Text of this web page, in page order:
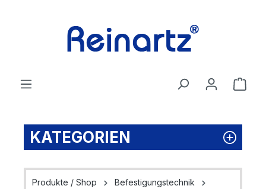
KATEGORIEN
Produkte / Shop
Befestigungstechnik